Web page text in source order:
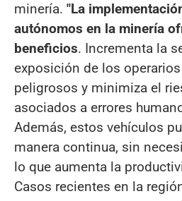
minería. "La
autónomos en la minería
beneficios. Incrementa la
exposición de los
peligrosos y minimiza el
asociados a errores
Además, estos vehículos
manera continua, sin
lo que aumenta la
Casos recientes en la